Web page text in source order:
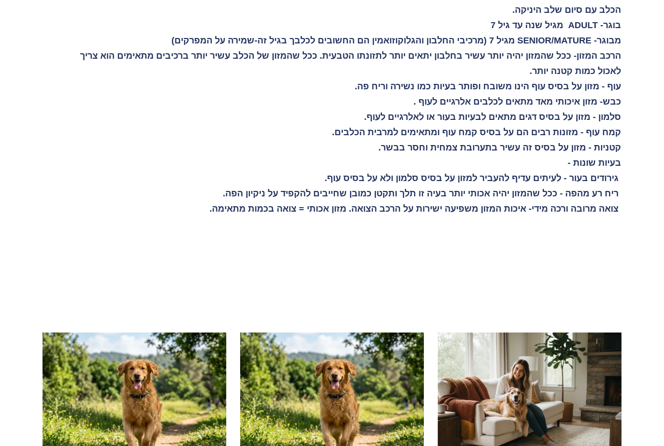
הכלב עם סיום שלב היניקה.
בוגר- ADULT מגיל שנה עד גיל 7
מבוגר- SENIOR/MATURE מגיל 7 (מרכיבי החלבון והגלוקוזואמין הם החשובים לכלבך בגיל זה-שמירה על המפרקים)
הרכב המזון- ככל שהמזון יהיה יותר עשיר בחלבון יתאים יותר לתזונתו הטבעית. ככל שהמזון של הכלב עשיר יותר ברכיבים מתאימים הוא צריך
לאכול כמות קטנה יותר.
עוף - מזון על בסיס עוף הינו משובח ופותר בעיות כמו נשירה וריח פה.
כבש- מזון איכותי מאד מתאים לכלבים אלרגיים לעוף .
סלמון - מזון על בסיס דגים מתאים לבעיות בעור או לאלרגיים לעוף.
קמח עוף - מזונות רבים הם על בסיס קמח עוף ומתאימים למרבית הכלבים.
קטניות - מזון על בסיס זה עשיר בתערובת צמחית וחסר בבשר.
בעיות שונות -
גירודים בעור - לעיתים עדיף להעביר למזון על בסיס סלמון ולא על בסיס עוף.
ריח רע מהפה - ככל שהמזון יהיה אכותי יותר בעיה זו תלך ותקטן כמובן שחייבים להקפיד על ניקיון הפה.
צואה מרובה ורכה מידי- איכות המזון משפיעה ישירות על הרכב הצואה. מזון אכותי = צואה בכמות מתאימה.